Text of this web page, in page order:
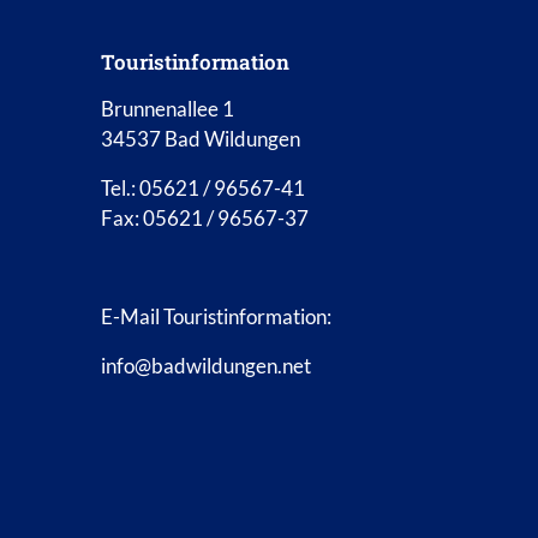
Touristinformation
Brunnenallee 1
34537 Bad Wildungen
Tel.: 05621 / 96567-41
Fax: 05621 / 96567-37
E-Mail Touristinformation:
info@badwildungen.net